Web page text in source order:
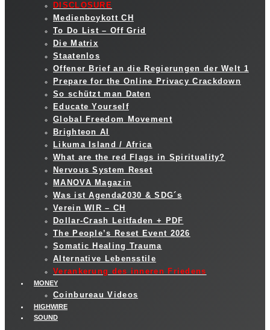
DISCLOSURE
Medienboykott CH
To Do List – Off Grid
Die Matrix
Staatenlos
Offener Brief an die Regierungen der Welt 1
Prepare for the Online Privacy Crackdown
So schützt man Daten
Educate Yourself
Global Freedom Movement
Brighteon AI
Likuma Island / Africa
What are the red Flags in Spirituality?
Nervous System Reset
MANOVA Magazin
Was ist Agenda2030 & SDG´s
Verein WIR – CH
Dollar-Crash Leitfaden + PDF
The People’s Reset Event 2026
Somatic Healing Trauma
Alternative Lebensstile
Verankerung des inneren Friedens
MONEY
Coinbureau Videos
HIGHWIRE
SOUND